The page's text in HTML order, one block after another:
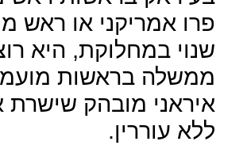
פרו אמריקני או ראש
שנוי במחלוקת, היא
ממשלה בראשות
איראני מובהק שישרת
ללא עוררין.